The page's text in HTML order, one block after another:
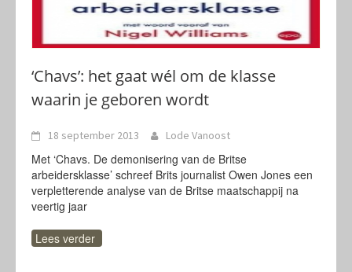
‘Chavs’: het gaat wél om de klasse
waarin je geboren wordt
18 september 2013 Lode Vanoost
Met ‘Chavs. De demonisering van de Britse
arbeidersklasse’ schreef Brits journalist Owen Jones een
verpletterende analyse van de Britse maatschappij na
veertig jaar
Lees verder